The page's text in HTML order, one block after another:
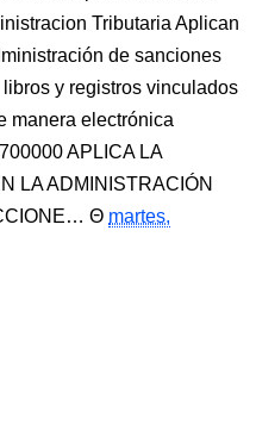
Tributaria Aplican
de sanciones
y registros vinculados
manera electrónica
APLICA LA
LA ADMINISTRACIÓN
martes,